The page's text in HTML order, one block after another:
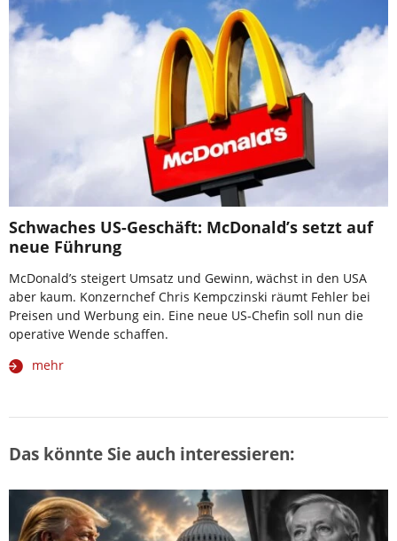
Schwaches US-Geschäft: McDonald’s setzt auf
neue Führung
McDonald’s steigert Umsatz und Gewinn, wächst in den USA
aber kaum. Konzernchef Chris Kempczinski räumt Fehler bei
Preisen und Werbung ein. Eine neue US-Chefin soll nun die
operative Wende schaffen.
mehr
Das könnte Sie auch interessieren: